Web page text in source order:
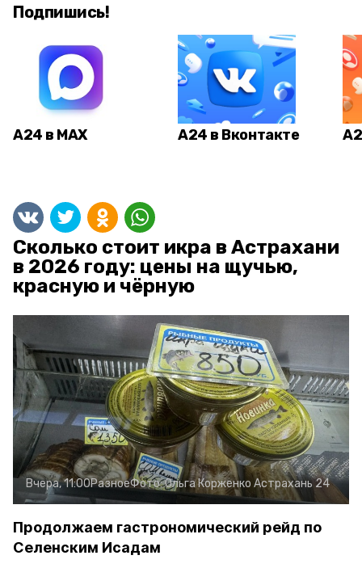
Подпишись!
А24 в MAX А24 в Вконтакте
Сколько стоит икра в Астрахани
в 2026 году: цены на щучью,
красную и чёрную
Вчера, 11:00РазноеФото:Ольга Корженко Астрахань 24
Продолжаем гастрономический рейд по
Селенским Исадам